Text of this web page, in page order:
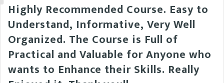
Highly Recommended Course. Easy to
Understand, Informative, Very Well
Organized. The Course is Full of
Practical and Valuable for Anyone who
wants to Enhance their Skills. Really